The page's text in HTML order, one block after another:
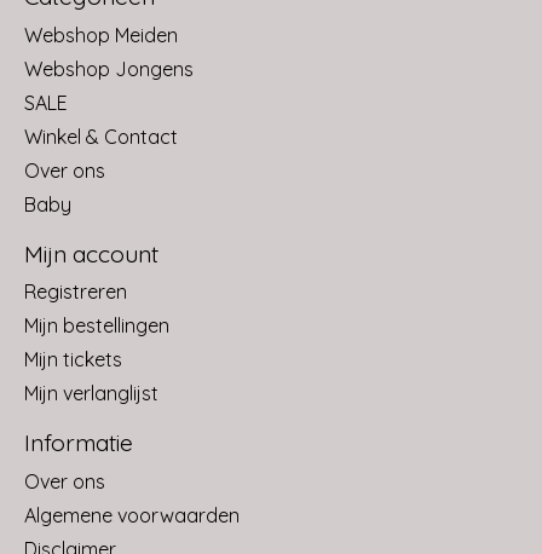
Webshop Meiden
Webshop Jongens
SALE
Winkel & Contact
Over ons
Baby
Mijn account
Registreren
Mijn bestellingen
Mijn tickets
Mijn verlanglijst
Informatie
Over ons
Algemene voorwaarden
Disclaimer